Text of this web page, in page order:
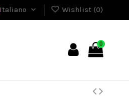
Italiano Wishlist (0)
0